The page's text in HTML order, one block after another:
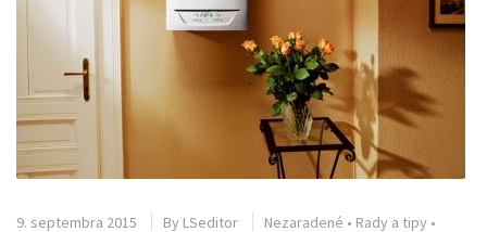
9. septembra 2015 By LSeditor Nezaradené • Rady a tipy •